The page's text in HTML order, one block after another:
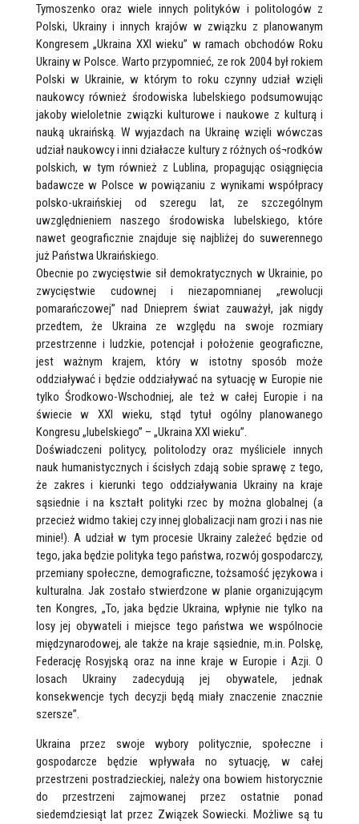
Tymoszenko oraz wiele innych polityków i politologów z
Polski, Ukrainy i innych krajów w związku z planowanym
Kongresem „Ukraina XXI wieku” w ramach obchodów Roku
Ukrainy w Polsce. Warto przypomnieć, ze rok 2004 był rokiem
Polski w Ukrainie, w którym to roku czynny udział wzięli
naukowcy również środowiska lubelskiego podsumowując
jakoby wieloletnie związki kulturowe i naukowe z kulturą i
nauką ukraińską. W wyjazdach na Ukrainę wzięli wówczas
udział naukowcy i inni działacze kultury z różnych oś¬rodków
polskich, w tym również z Lublina, propagując osiągnięcia
badawcze w Polsce w powiązaniu z wynikami współpracy
polsko-ukraińskiej od szeregu lat, ze szczególnym
uwzględnieniem naszego środowiska lubelskiego, które
nawet geograficznie znajduje się najbliżej do suwerennego
już Państwa Ukraińskiego.
Obecnie po zwycięstwie sił demokratycznych w Ukrainie, po
zwycięstwie cudownej i niezapomnianej „rewolucji
pomarańczowej” nad Dnieprem świat zauważył, jak nigdy
przedtem, że Ukraina ze względu na swoje rozmiary
przestrzenne i ludzkie, potencjał i położenie geograficzne,
jest ważnym krajem, który w istotny sposób może
oddziaływać i będzie oddziaływać na sytuację w Europie nie
tylko Środkowo-Wschodniej, ale też w całej Europie i na
świecie w XXI wieku, stąd tytuł ogólny planowanego
Kongresu „lubelskiego” – „Ukraina XXI wieku”.
Doświadczeni politycy, politolodzy oraz myśliciele innych
nauk humanistycznych i ścisłych zdają sobie sprawę z tego,
że zakres i kierunki tego oddziaływania Ukrainy na kraje
sąsiednie i na kształt polityki rzec by można globalnej (a
przecież widmo takiej czy innej globalizacji nam grozi i nas nie
minie!). A udział w tym procesie Ukrainy zależeć będzie od
tego, jaka będzie polityka tego państwa, rozwój gospodarczy,
przemiany społeczne, demograficzne, tożsamość językowa i
kulturalna. Jak zostało stwierdzone w planie organizującym
ten Kongres, „To, jaka będzie Ukraina, wpłynie nie tylko na
losy jej obywateli i miejsce tego państwa we wspólnocie
międzynarodowej, ale także na kraje sąsiednie, m.in. Polskę,
Federację Rosyjską oraz na inne kraje w Europie i Azji. O
losach Ukrainy zadecydują jej obywatele, jednak
konsekwencje tych decyzji będą miały znaczenie znacznie
szersze”.
Ukraina przez swoje wybory politycznie, społeczne i
gospodarcze będzie wpływała no sytuację, w całej
przestrzeni postradzieckiej, należy ona bowiem historycznie
do przestrzeni zajmowanej przez ostatnie ponad
siedemdziesiąt lat przez Związek Sowiecki. Możliwe są tu